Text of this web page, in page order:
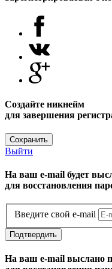
Создайте никнейм
для завершения
Сохранить
Выйти
На ваш e-mail будет
для восстановления
Введите свой e-mail
Подтвердить
На ваш e-mail выслано